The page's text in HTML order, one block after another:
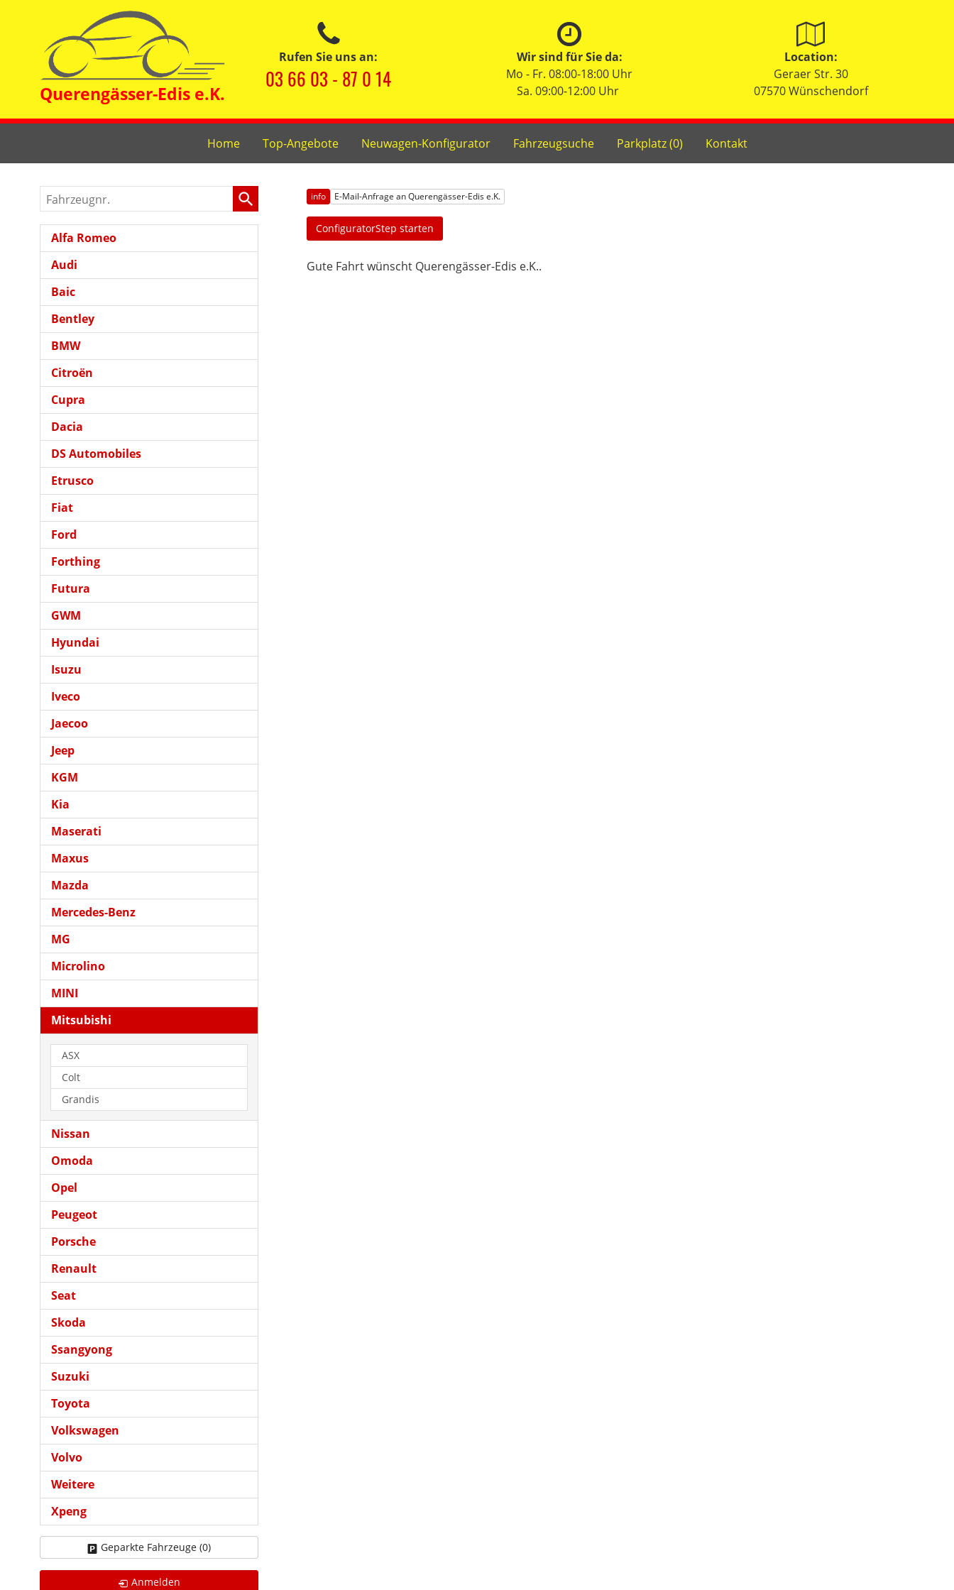
Rufen Sie uns an:
03 66 03 - 87 0 14
Wir sind für Sie da:
Mo - Fr. 08:00-18:00 Uhr
Sa. 09:00-12:00 Uhr
Location:
Geraer Str. 30
07570 Wünschendorf
Home Top-Angebote Neuwagen-Konfigurator Fahrzeugsuche Parkplatz (0) Kontakt
info E-Mail-Anfrage an Querengässer-Edis e.K.
ConfiguratorStep starten
Gute Fahrt wünscht Querengässer-Edis e.K..
Fahrzeugnr.
Alfa Romeo
Audi
Baic
Bentley
BMW
Citroën
Cupra
Dacia
DS Automobiles
Etrusco
Fiat
Ford
Forthing
Futura
GWM
Hyundai
Isuzu
Iveco
Jaecoo
Jeep
KGM
Kia
Maserati
Maxus
Mazda
Mercedes-Benz
MG
Microlino
MINI
Mitsubishi
ASX
Colt
Grandis
Nissan
Omoda
Opel
Peugeot
Porsche
Renault
Seat
Skoda
Ssangyong
Suzuki
Toyota
Volkswagen
Volvo
Weitere
Xpeng
Geparkte Fahrzeuge (0)
Anmelden